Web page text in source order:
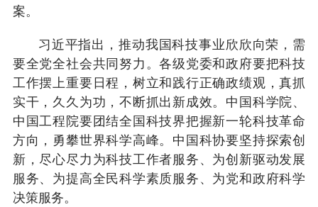
案。
习近平指出，推动我国科技事业欣欣向荣，需
要全党全社会共同努力。各级党委和政府要把科技
工作摆上重要日程，树立和践行正确政绩观，真抓
实干，久久为功，不断抓出新成效。中国科学院、
中国工程院要团结全国科技界把握新一轮科技革命
方向，勇攀世界科学高峰。中国科协要坚持探索创
新，尽心尽力为科技工作者服务、为创新驱动发展
服务、为提高全民科学素质服务、为党和政府科学
决策服务。